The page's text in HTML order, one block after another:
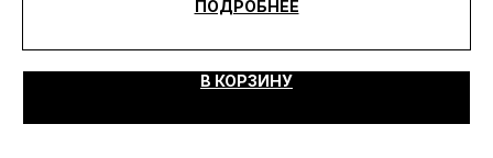
ПОДРОБНЕЕ
В КОРЗИНУ